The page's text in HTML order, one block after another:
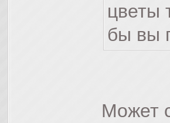
цветы
бы вы
Может